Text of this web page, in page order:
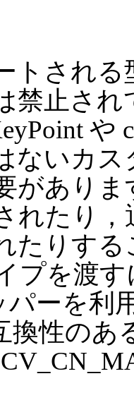
トされる
禁止さ
や
ないカ
があり
れたり
たりす
プを渡す
パーを利
換性のあ